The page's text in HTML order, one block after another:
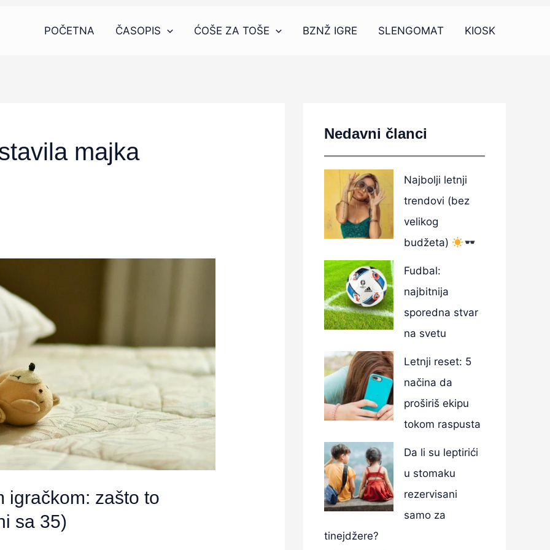
POČETNA ČASOPIS ĆOŠE ZA TOŠE BZNŽ IGRE SLENGOMAT KIOSK
majka
igračkom: zašto to
sa 35)
Nedavni članci
Najbolji letnji
trendovi (bez
velikog
budžeta)
Fudbal:
najbitnija
sporedna stvar
na svetu
Letnji reset: 5
načina da
proširiš ekipu
tokom raspusta
Da li su leptirići
u stomaku
rezervisani
samo za
tinejdžere?